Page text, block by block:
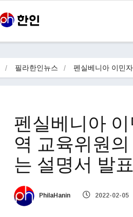
필라한인뉴스 펜실베니아 이민
펜실베니아
역 교육위원
는 설명서 발표
PhilaHanin 2022-02-05